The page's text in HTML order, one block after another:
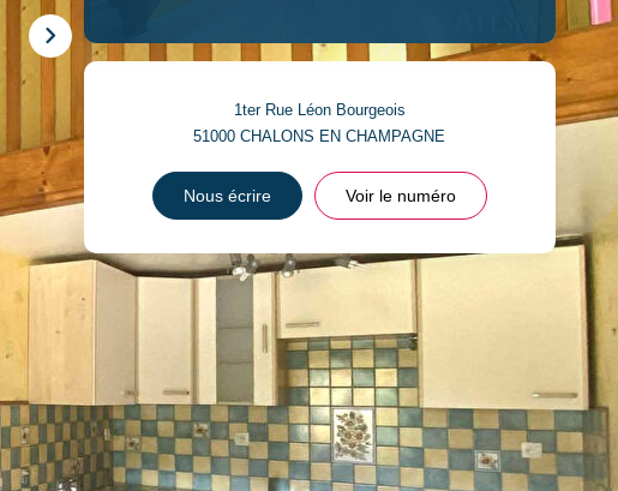
1ter Rue Léon Bourgeois
51000CHALONS EN CHAMPAGNE
Nous écrire Voir le numéro